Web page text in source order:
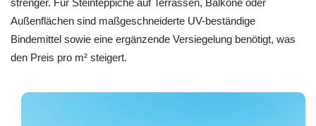
Außenflächen sind maßgeschneiderte UV-beständige
Bindemittel sowie eine ergänzende Versiegelung benötigt, was
den Preis pro m² steigert.